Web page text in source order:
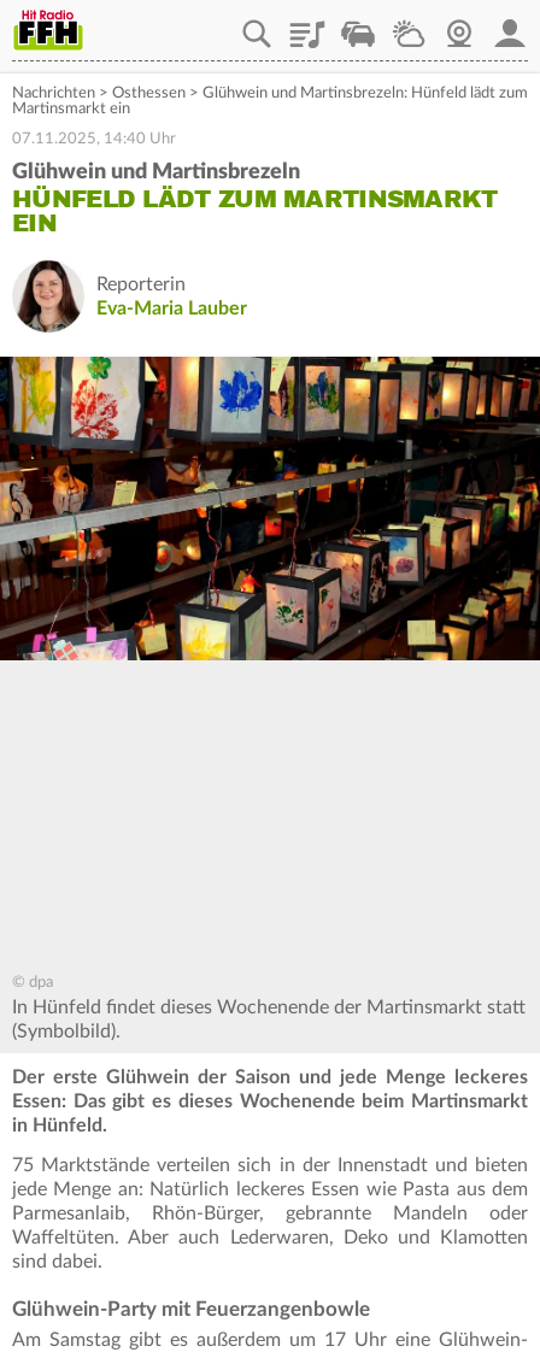
PlaylistStaupilotWetterWebcam
Nachrichten > Osthessen > Glühwein und Martinsbrezeln: Hünfeld lädt zum
Martinsmarkt ein
07.11.2025, 14:40 Uhr
Glühwein und Martinsbrezeln
HÜNFELD LÄDT ZUM MARTINSMARKT
EIN
Reporterin
Eva-Maria Lauber
© dpa
In Hünfeld findet dieses Wochenende der Martinsmarkt statt
(Symbolbild).
Der erste Glühwein der Saison und jede Menge leckeres
Essen: Das gibt es dieses Wochenende beim Martinsmarkt
in Hünfeld.
75 Marktstände verteilen sich in der Innenstadt und bieten
jede Menge an: Natürlich leckeres Essen wie Pasta aus dem
Parmesanlaib, Rhön-Bürger, gebrannte Mandeln oder
Waffeltüten. Aber auch Lederwaren, Deko und Klamotten
sind dabei.
Glühwein-Party mit Feuerzangenbowle
Am Samstag gibt es außerdem um 17 Uhr eine Glühwein-